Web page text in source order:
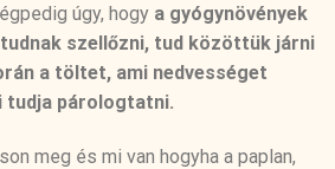
úgy, hogy a gyógynövények
szellőzni, tud közöttük járni
a töltet, ami nedvességet
tudja párologtatni.
meg és mi van hogyha a paplan,